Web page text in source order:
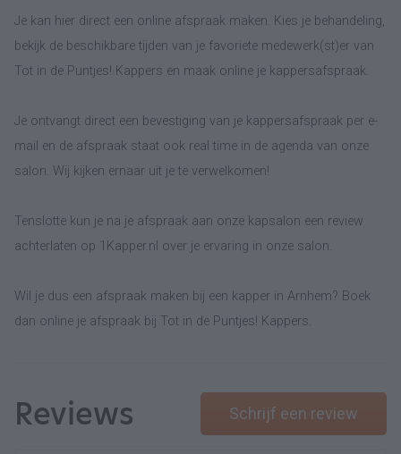
Je kan hier direct een online afspraak maken. Kies je behandeling,
bekijk de beschikbare tijden van je favoriete medewerk(st)er van
Tot in de Puntjes! Kappers en maak online je kappersafspraak.
Je ontvangt direct een bevestiging van je kappersafspraak per e-
mail en de afspraak staat ook real time in de agenda van onze
salon. Wij kijken ernaar uit je te verwelkomen!
Tenslotte kun je na je afspraak aan onze kapsalon een review
achterlaten op 1Kapper.nl over je ervaring in onze salon.
Wil je dus een afspraak maken bij een kapper in Arnhem? Boek
dan online je afspraak bij Tot in de Puntjes! Kappers.
Reviews Schrijf een review